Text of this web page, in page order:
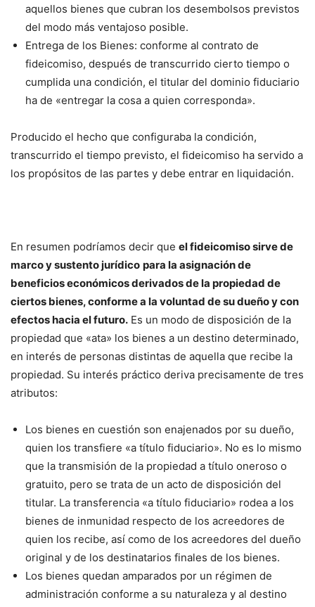
aquellos bienes que cubran los desembolsos previstos
del modo más ventajoso posible.
Entrega de los Bienes: conforme al contrato de
fideicomiso, después de transcurrido cierto tiempo o
cumplida una condición, el titular del dominio fiduciario
ha de «entregar la cosa a quien corresponda».
Producido el hecho que configuraba la condición,
transcurrido el tiempo previsto, el fideicomiso ha servido a
los propósitos de las partes y debe entrar en liquidación.
En resumen podríamos decir que el fideicomiso sirve de
marco y sustento jurídico para la asignación de
beneficios económicos derivados de la propiedad de
ciertos bienes, conforme a la voluntad de su dueño y con
efectos hacia el futuro. Es un modo de disposición de la
propiedad que «ata» los bienes a un destino determinado,
en interés de personas distintas de aquella que recibe la
propiedad. Su interés práctico deriva precisamente de tres
atributos:
Los bienes en cuestión son enajenados por su dueño,
quien los transfiere «a título fiduciario». No es lo mismo
que la transmisión de la propiedad a título oneroso o
gratuito, pero se trata de un acto de disposición del
titular. La transferencia «a título fiduciario» rodea a los
bienes de inmunidad respecto de los acreedores de
quien los recibe, así como de los acreedores del dueño
original y de los destinatarios finales de los bienes.
Los bienes quedan amparados por un régimen de
administración conforme a su naturaleza y al destino